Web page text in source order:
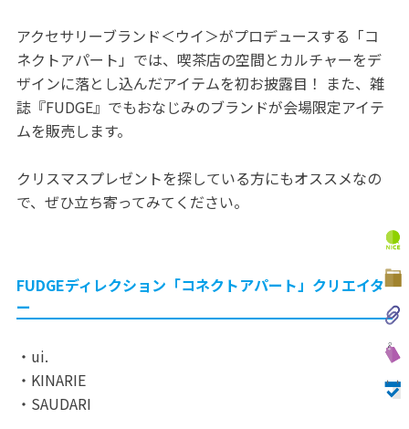
アクセサリーブランド＜ウイ＞がプロデュースする「コ
ネクトアパート」では、喫茶店の空間とカルチャーをデ
ザインに落とし込んだアイテムを初お披露目！ また、雑
誌『FUDGE』でもおなじみのブランドが会場限定アイテ
ムを販売します。
クリスマスプレゼントを探している方にもオススメなの
で、ぜひ立ち寄ってみてください。
FUDGEディレクション「コネクトアパート」クリエイタ
ー
・ui.
・KINARIE
・SAUDARI